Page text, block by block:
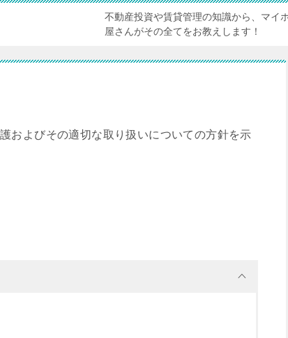
不動産投資や賃貸管理の知識から、マイ
屋さんがその全てをお教えします！
およびその適切な取り扱いについての方針を示